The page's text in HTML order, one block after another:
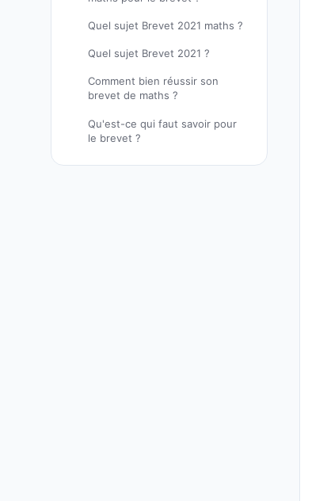
Quel sujet Brevet 2021 maths ?
Quel sujet Brevet 2021 ?
Comment bien réussir son
brevet de maths ?
Qu'est-ce qui faut savoir pour
le brevet ?